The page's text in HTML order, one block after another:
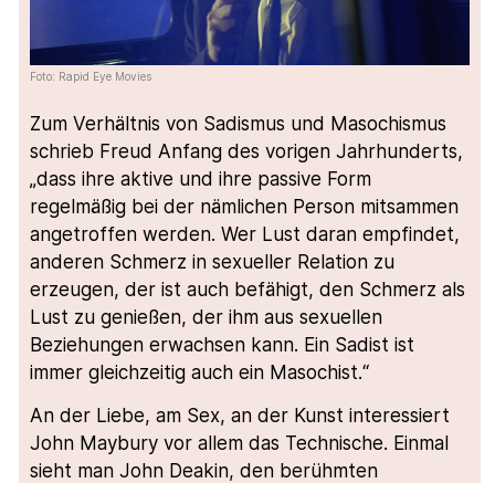
Foto: Rapid Eye Movies
Zum Verhältnis von Sadismus und Masochismus
schrieb Freud Anfang des vorigen Jahrhunderts,
„dass ihre aktive und ihre passive Form
regelmäßig bei der nämlichen Person mitsammen
angetroffen werden. Wer Lust daran empfindet,
anderen Schmerz in sexueller Relation zu
erzeugen, der ist auch befähigt, den Schmerz als
Lust zu genießen, der ihm aus sexuellen
Beziehungen erwachsen kann. Ein Sadist ist
immer gleichzeitig auch ein Masochist.“
An der Liebe, am Sex, an der Kunst interessiert
John Maybury vor allem das Technische. Einmal
sieht man John Deakin, den berühmten